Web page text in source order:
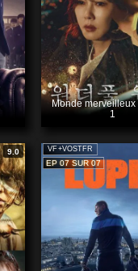
Monde merveilleux
1
9.0
VF+VOSTFR
EP 07 SUR 07